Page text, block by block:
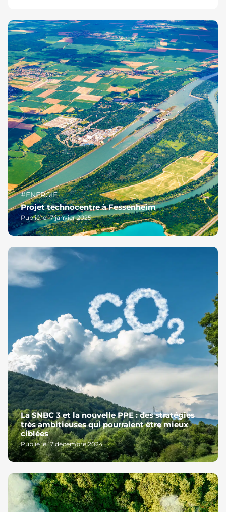
#ENERGIE
Projet technocentre à Fessenheim
Publié le 17 janvier 2025
La SNBC 3 et la nouvelle PPE : des stratégies
très ambitieuses qui pourraient être mieux
ciblées
Publié le 17 décembre 2024